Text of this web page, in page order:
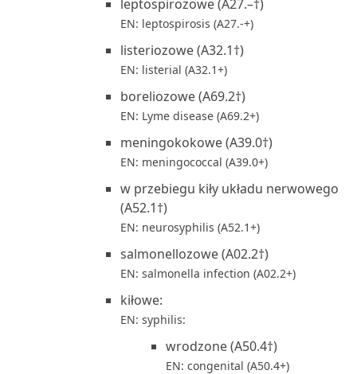
leptospirozowe (A27.–†)
EN: leptospirosis (A27.-+)
listeriozowe (A32.1†)
EN: listerial (A32.1+)
boreliozowe (A69.2†)
EN: Lyme disease (A69.2+)
meningokokowe (A39.0†)
EN: meningococcal (A39.0+)
w przebiegu kiły układu nerwowego
(A52.1†)
EN: neurosyphilis (A52.1+)
salmonellozowe (A02.2†)
EN: salmonella infection (A02.2+)
kiłowe:
EN: syphilis:
wrodzone (A50.4†)
EN: congenital (A50.4+)